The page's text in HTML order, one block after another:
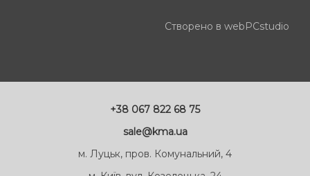
Створено в webPCstudio
+38 067 822 68 75
sale@kma.ua
м. Луцьк, пров. Комунальний, 4